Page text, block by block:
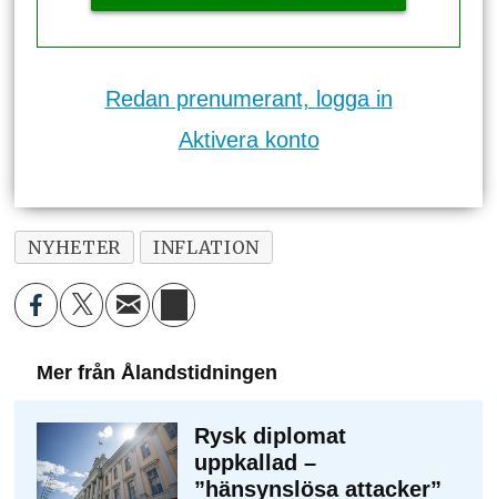
Redan prenumerant, logga in
Aktivera konto
NYHETER INFLATION